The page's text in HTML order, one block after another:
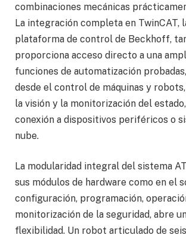
combinaciones mecánicas
La integración completa en TwinCAT,
plataforma de control de Beckhoff,
proporciona acceso directo a una
funciones de automatización
desde el control de máquinas y
la visión y la monitorización del
conexión a dispositivos periféricos o
nube.
La modularidad integral del sistema
sus módulos de hardware como en el
configuración, programación,
monitorización de la seguridad, abre
flexibilidad. Un robot articulado de